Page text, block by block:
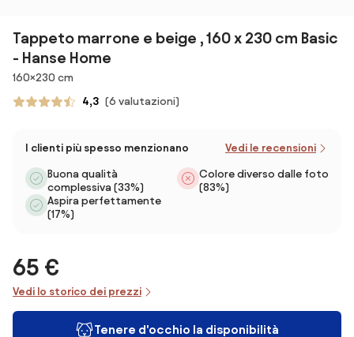
Tappeto marrone e beige , 160 x 230 cm Basic
- Hanse Home
Dimensioni
160×230 cm
4,3 (6 valutazioni)
I clienti più spesso menzionano Vedi le recensioni
Buona qualità
complessiva (33%)
Aspira perfettamente
(17%)
Colore diverso dalle foto
(83%)
65 €
Vedi lo storico dei prezzi
Tenere d'occhio la disponibilità